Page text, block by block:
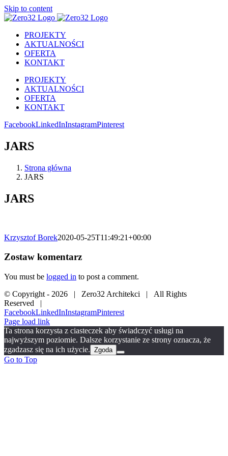
Skip to content
PROJEKTY
AKTUALNOŚCI
OFERTA
KONTAKT
PROJEKTY
AKTUALNOŚCI
OFERTA
KONTAKT
FacebookLinkedInInstagramPinterest
JARS
Strona główna
JARS
JARS
Krzysztof Borek2020-05-25T11:49:21+00:00
Zostaw komentarz
You must be logged in to post a comment.
© Copyright - 2026 | Zero32 Architekci | All Rights
Reserved |
FacebookLinkedInInstagramPinterest
Page load link
Ta strona korzysta z ciasteczek aby świadczyć usługi na
najwyższym poziomie. Dalsze korzystanie ze strony oznacza, że
zgadzasz się na ich użycie. Zgoda
Go to Top